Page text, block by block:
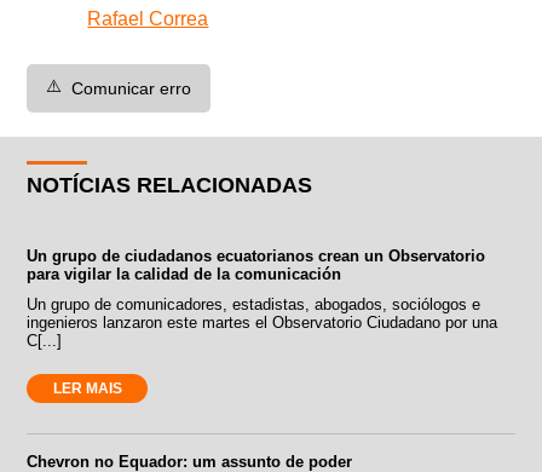
Rafael Correa
⚠️ Comunicar erro
NOTÍCIAS RELACIONADAS
Un grupo de ciudadanos ecuatorianos crean un Observatorio
para vigilar la calidad de la comunicación
Un grupo de comunicadores, estadistas, abogados, sociólogos e
ingenieros lanzaron este martes el Observatorio Ciudadano por una
C[...]
LER MAIS
Chevron no Equador: um assunto de poder